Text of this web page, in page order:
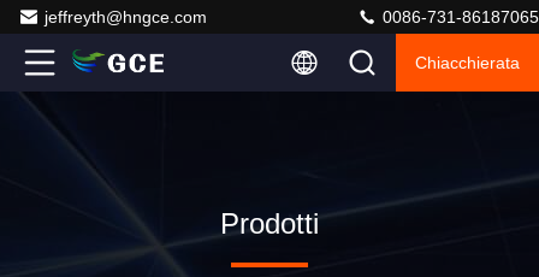
jeffreyth@hngce.com 0086-731-86187065
Chiacchierata
Prodotti